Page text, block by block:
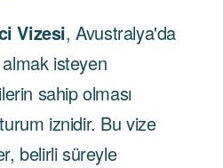
Vizesi, Avustralya'da
isteyen
sahip olması
iznidir. Bu vize
belirli süreyle